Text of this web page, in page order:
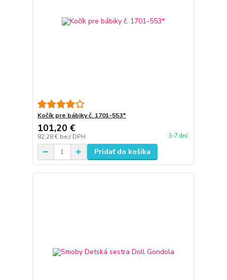
Kočík pre bábiky č. 1701-553*
101,20 €
82,28 € bez DPH 3-7 dní
Pridať do košíka